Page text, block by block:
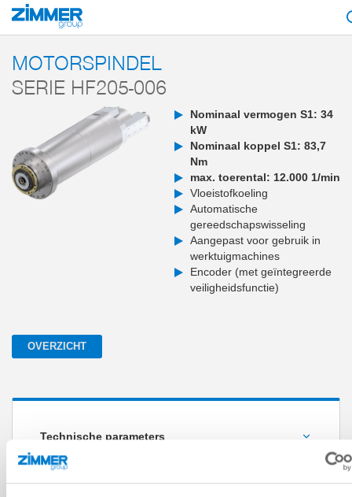
Start Producten
MOTORSPINDEL
SERIE HF205-006
Nominaal vermogen S1: 34
kW
Nominaal koppel S1: 83,7
Nm
max. toerental: 12.000 1/min
Vloeistofkoeling
Automatische
gereedschapswisseling
Aangepast voor gebruik in
werktuigmachines
Encoder (met geïntegreerde
veiligheidsfunctie)
OVERZICHT
Technische parameters
Nominaal vermogen S1 [kW]